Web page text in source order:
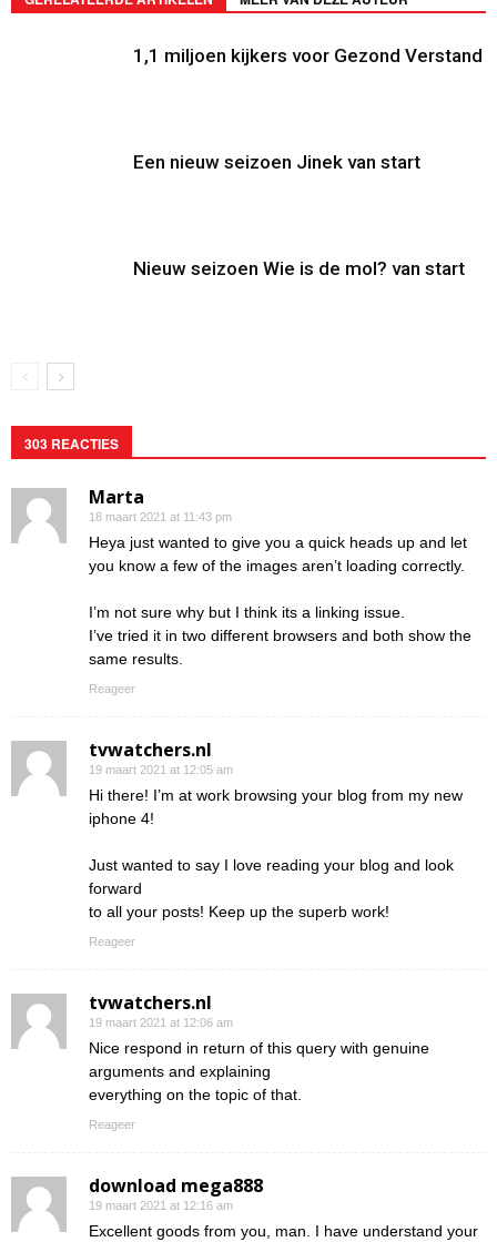
1,1 miljoen kijkers voor Gezond Verstand
Een nieuw seizoen Jinek van start
Nieuw seizoen Wie is de mol? van start
303 REACTIES
Marta
18 maart 2021 at 11:43 pm
Heya just wanted to give you a quick heads up and let
you know a few of the images aren’t loading correctly.
I’m not sure why but I think its a linking issue.
I’ve tried it in two different browsers and both show the
same results.
Reageer
tvwatchers.nl
19 maart 2021 at 12:05 am
Hi there! I’m at work browsing your blog from my new
iphone 4!
Just wanted to say I love reading your blog and look
forward
to all your posts! Keep up the superb work!
Reageer
tvwatchers.nl
19 maart 2021 at 12:06 am
Nice respond in return of this query with genuine
arguments and explaining
everything on the topic of that.
Reageer
download mega888
19 maart 2021 at 12:16 am
Excellent goods from you, man. I have understand your